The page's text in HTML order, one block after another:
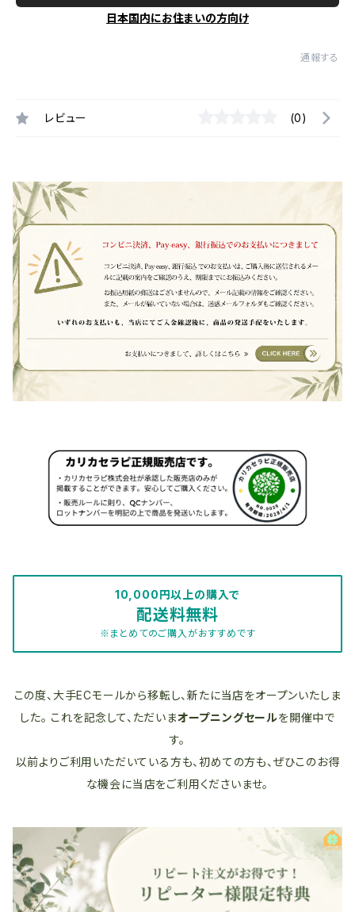
日本国内にお住まいの方向け
通報する
レビュー (0)
10,000円以上の購入で
配送料無料
※まとめてのご購入がおすすめです
この度、大手ECモールから移転し、新たに当店をオープンいたしま
した。 これを記念して、ただいまオープニングセールを開催中で
す。
以前よりご利用いただいている方も、初めての方も、ぜひこのお得
な機会に当店をご利用くださいませ。